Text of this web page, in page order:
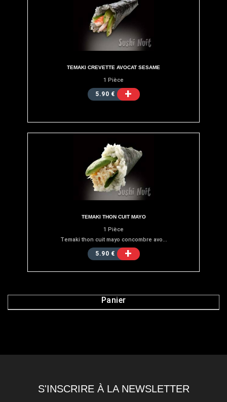
TEMAKI CREVETTE AVOCAT SESAME
1 Pièce
5.90 € +
TEMAKI THON CUIT MAYO
1 Pièce
Temaki thon cuit mayo concombre avo...
5.90 € +
Panier
S'INSCRIRE À LA NEWSLETTER